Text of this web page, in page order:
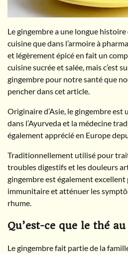
Le gingembre a une longue
cuisine que dans l’armoire à
et légèrement épicé en fait un
cuisine sucrée et salée, mais c’est
gingembre pour notre santé que
pencher dans cet article.
Originaire d’Asie, le gingembre
dans l’Ayurveda et la médecine
également apprécié en Europe
Traditionnellement utilisé pour
troubles digestifs et les douleurs
gingembre est également
immunitaire et atténuer les
rhume.
Qu’est-ce que le thé
Le gingembre fait partie de la